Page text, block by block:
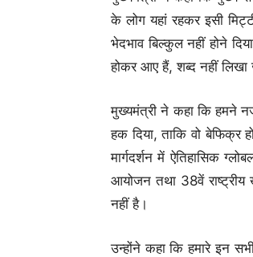
के लोग यहां रहकर इसी
भेदभाव बिल्कुल नहीं होने
होकर आए हैं, शब्द नहीं लिखा
मुख्यमंत्री ने कहा कि हमने
हक दिया, ताकि वो बेफिक्र
मार्गदर्शन में ऐतिहासिक
आयोजन तथा 38वें
नहीं है।
उन्होंने कहा कि हमारे इन